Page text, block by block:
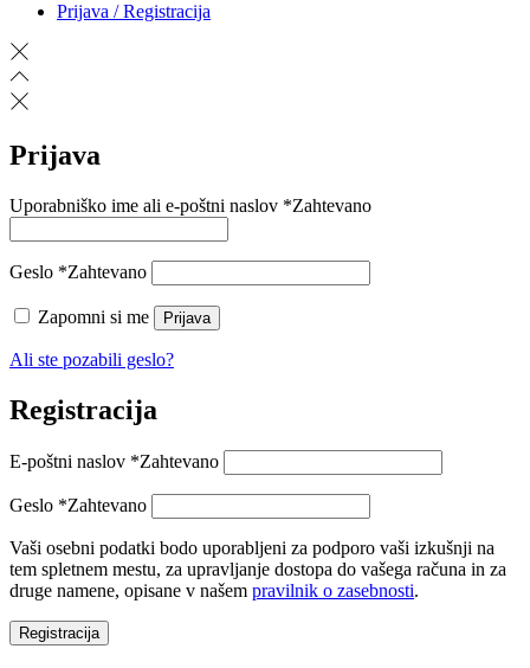
Prijava / Registracija
Prijava
Uporabniško ime ali e-poštni naslov *Zahtevano
Geslo *Zahtevano
Zapomni si me Prijava
Ali ste pozabili geslo?
Registracija
E-poštni naslov *Zahtevano
Geslo *Zahtevano
Vaši osebni podatki bodo uporabljeni za podporo vaši izkušnji na
tem spletnem mestu, za upravljanje dostopa do vašega računa in za
druge namene, opisane v našem pravilnik o zasebnosti.
Registracija